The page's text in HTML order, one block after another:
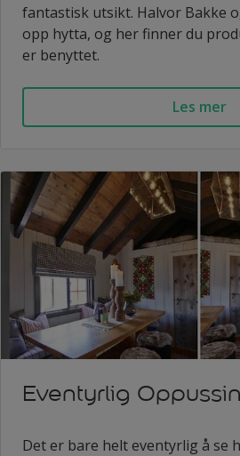
fantastisk utsikt. Halvor Bakke
opp hytta, og her finner du
er benyttet.
Les mer
Eventyrlig
Det er bare helt eventyrlig å se